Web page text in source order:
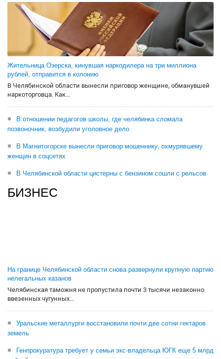
Жительница Озерска, кинувшая наркодилера на три миллиона
рублей, отправится в колонию
В Челябинской области вынесли приговор женщине, обманувшей
наркоторговца. Как...
В отношении педагогов школы, где челябинка сломала
позвоночник, возбудили уголовное дело
В Магнитогорске вынесли приговор мошеннику, охмурявшему
женщин в соцсетях
В Челябинской области цистерны с бензином сошли с рельсов
БИЗНЕС
На границе Челябинской области снова развернули крупную партию
нелегальных казанов
Челябинская таможня не пропустила почти 3 тысячи незаконно
ввезенных чугунных...
Уральские металлурги восстановили почти две сотни гектаров
земель
Генпрокуратура требует у семьи экс-владельца ЮГК еще 5 млрд